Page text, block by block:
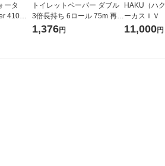
ータ
410ml
レス
トイレットペーパー ダブル
3倍長持ち 6ロール 75m 再生
紙配合 スコッティフラワー
1,376円
HAKU（ハ
ーカスＩ
堂 おまけ付
11,000円